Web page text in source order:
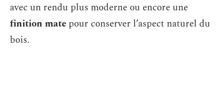
avec un rendu plus moderne ou encore une
finition mate pour conserver l’aspect naturel du
bois.